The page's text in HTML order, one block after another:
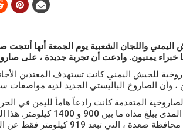
اليمني واللجان الشعبية يوم الجمعة أنها أنتجت
خبراء يمنيون.
للجيش اليمني كانت تستهدف المعتدين
ما بين 900 و 1400 كيلومتر.
هذا
القوات اليمنية من محافظة صعدة